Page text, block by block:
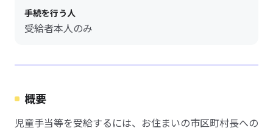
手続を行う人
受給者本人のみ
概要
児童手当等を受給するには、お住まいの市区町村長への